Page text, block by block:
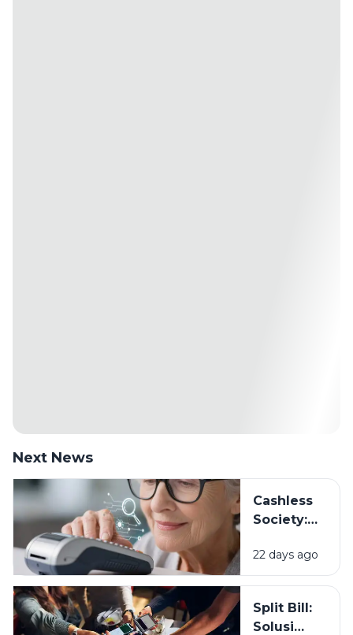
Next News
Cashless
Society:
Kita Hidup
Tanpa
Tunai?
22 days ago
Split Bill:
Solusi